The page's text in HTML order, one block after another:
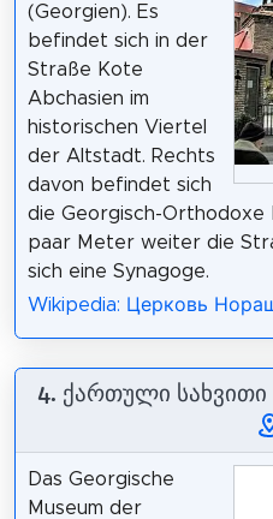
(Georgien). Es
befindet sich in der
Straße Kote
Abchasien im
historischen Viertel
der Altstadt. Rechts
davon befindet sich
die Georgisch-Orthodoxe
paar Meter weiter die
sich eine Synagoge.
Wikipedia: Церковь
4. ქართული სახვითი
Das Georgische
Museum der